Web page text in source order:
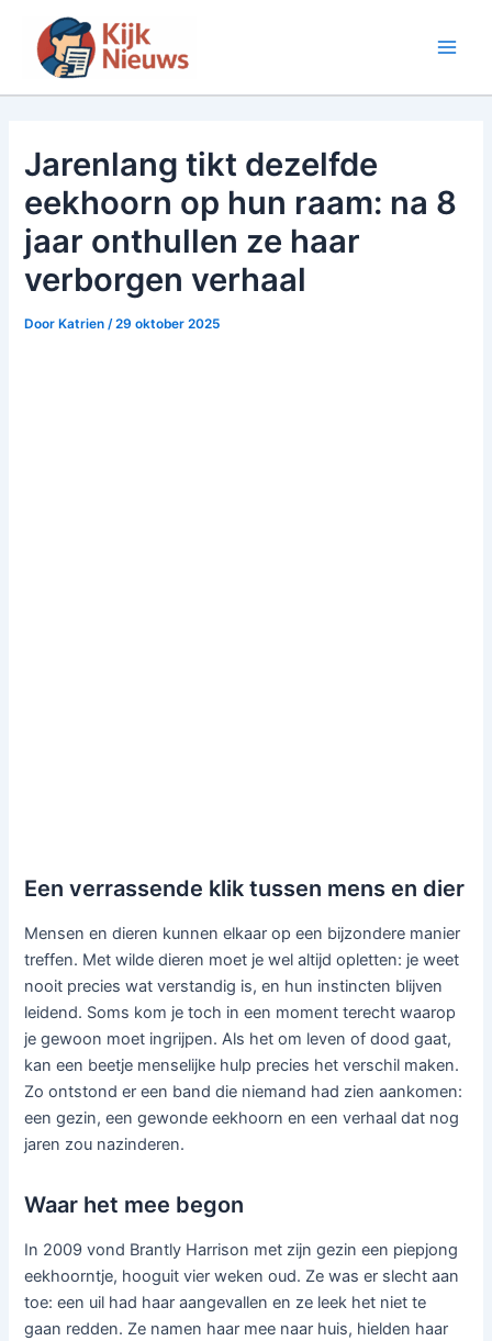
inhoud
Jarenlang tikt dezelfde
eekhoorn op hun raam: na 8
jaar onthullen ze haar
verborgen verhaal
Door Katrien/29 oktober 2025
Een verrassende klik tussen mens en dier
Mensen en dieren kunnen elkaar op een bijzondere manier
treffen. Met wilde dieren moet je wel altijd opletten: je weet
nooit precies wat verstandig is, en hun instincten blijven
leidend. Soms kom je toch in een moment terecht waarop
je gewoon moet ingrijpen. Als het om leven of dood gaat,
kan een beetje menselijke hulp precies het verschil maken.
Zo ontstond er een band die niemand had zien aankomen:
een gezin, een gewonde eekhoorn en een verhaal dat nog
jaren zou nazinderen.
Waar het mee begon
In 2009 vond Brantly Harrison met zijn gezin een piepjong
eekhoorntje, hooguit vier weken oud. Ze was er slecht aan
toe: een uil had haar aangevallen en ze leek het niet te
gaan redden. Ze namen haar mee naar huis, hielden haar